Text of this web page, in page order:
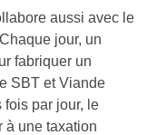
aussi avec le
jour, un
fabriquer un
SBT et Viande
fois par jour, le
à une taxation